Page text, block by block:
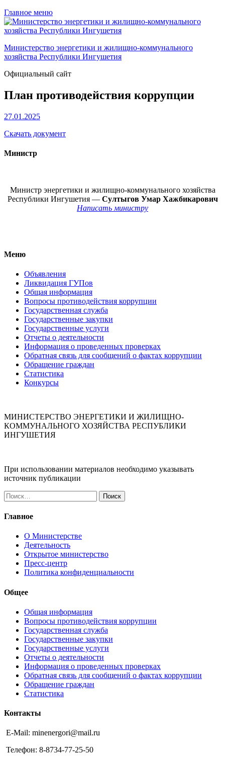
Главное меню
Министерство энергетики и жилищно-коммунального
хозяйства Республики Ингушетия
Официальный сайт
План противодействия коррупции
27.01.2025
Скачать документ
Министр
Министр энергетики и жилищно-коммунального хозяйства
Республики Ингушетия — Султыгов Умар Хажбикарович
Написать министру
Меню
Объявления
Ликвидация ГУПов
Общая информация
Вопросы противодействия коррупции
Государственная служба
Государственные закупки
Государственные услуги
Отчеты о деятельности
Информация о проведенных проверках
Обратная связь для сообщений о фактах коррупции
Обращение граждан
Статистика
Конкурсы
МИНИСТЕРСТВО ЭНЕРГЕТИКИ И ЖИЛИЩНО-
КОММУНАЛЬНОГО ХОЗЯЙСТВА РЕСПУБЛИКИ
ИНГУШЕТИЯ
При использовании материалов необходимо указывать
источник публикации
Найти:
Главное
О Министерстве
Деятельность
Открытое министерство
Пресс-центр
Политика конфиденциальности
Общее
Общая информация
Вопросы противодействия коррупции
Государственная служба
Государственные закупки
Государственные услуги
Отчеты о деятельности
Информация о проведенных проверках
Обратная связь для сообщений о фактах коррупции
Обращение граждан
Статистика
Контакты
E-Mail: minenergori@mail.ru
Телефон: 8-8734-77-25-50